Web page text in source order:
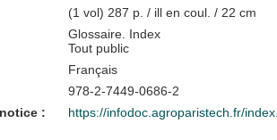
(1 vol) 287 p. / ill en coul. / 22 cm
Glossaire. Index
Tout public
Français
978-2-7449-0686-2
:
https://infodoc.agroparistech.fr/